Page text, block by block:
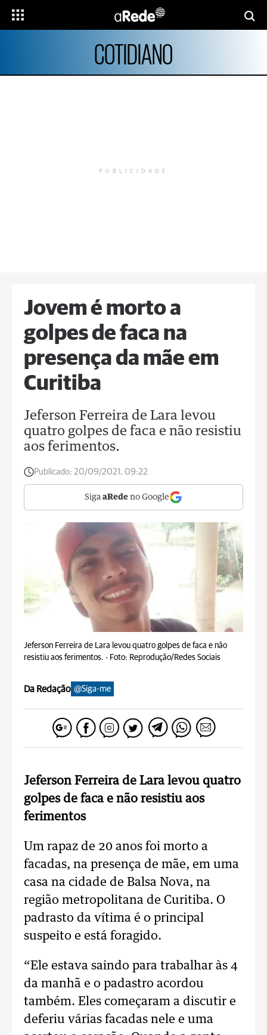
COTIDIANO
PUBLICIDADE
Jovem é morto a
golpes de faca na
presença da mãe em
Curitiba
Jeferson Ferreira de Lara levou
quatro golpes de faca e não resistiu
aos ferimentos.
Publicado: 20/09/2021, 09:22
Siga aRede no Google
Jeferson Ferreira de Lara levou quatro golpes de faca e não
resistiu aos ferimentos. - Foto: Reprodução/Redes Sociais
Da Redação @Siga-me
Jeferson Ferreira de Lara levou quatro
golpes de faca e não resistiu aos
ferimentos
Um rapaz de 20 anos foi morto a
facadas, na presença de mãe, em uma
casa na cidade de Balsa Nova, na
região metropolitana de Curitiba. O
padrasto da vítima é o principal
suspeito e está foragido.
“Ele estava saindo para trabalhar às 4
da manhã e o padastro acordou
também. Eles começaram a discutir e
deferiu várias facadas nele e uma